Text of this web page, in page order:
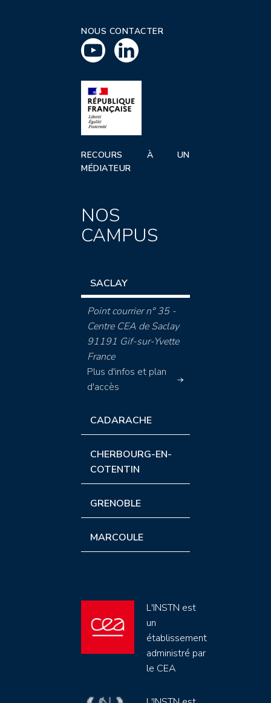
NOUS CONTACTER
RECOURS À UN
MÉDIATEUR
NOS
CAMPUS
SACLAY
Point courrier n° 35 -
Centre CEA de Saclay
91191 Gif-sur-Yvette
France
Plus d'infos et plan
d'accès
CADARACHE
CHERBOURG-EN-
COTENTIN
GRENOBLE
MARCOULE
L'INSTN est
un
établissement
administré par
le CEA